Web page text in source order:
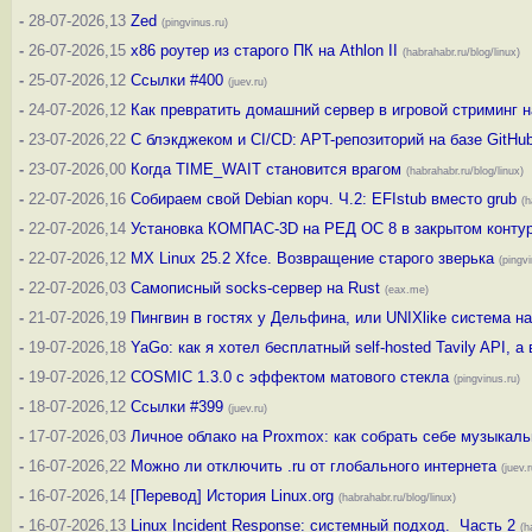
- 28-07-2026,13 Zed (pingvinus.ru)
- 26-07-2026,15 x86 роутер из старого ПК на Athlon II (habrahabr.ru/blog/linux)
- 25-07-2026,12 Ссылки #400 (juev.ru)
- 24-07-2026,12 Как превратить домашний сервер в игровой стриминг
- 23-07-2026,22 С блэкджеком и CI/CD: APT-репозиторий на базе
- 23-07-2026,00 Когда TIME_WAIT становится врагом (habrahabr.ru/blog/linux)
- 22-07-2026,16 Собираем свой Debian корч. Ч.2: EFIstub вместо grub
- 22-07-2026,14 Установка КОМПАС-3D на РЕД ОС 8 в закрытом
- 22-07-2026,12 MX Linux 25.2 Xfce. Возвращение старого зверька
- 22-07-2026,03 Самописный socks-сервер на Rust (eax.me)
- 21-07-2026,19 Пингвин в гостях у Дельфина, или UNIXlike система
- 19-07-2026,18 YaGo: как я хотел бесплатный self-hosted Tavily API, а
- 19-07-2026,12 COSMIC 1.3.0 с эффектом матового стекла (pingvinus.ru)
- 18-07-2026,12 Ссылки #399 (juev.ru)
- 17-07-2026,03 Личное облако на Proxmox: как собрать себе
- 16-07-2026,22 Можно ли отключить .ru от глобального интернета
- 16-07-2026,14 [Перевод] История Linux.org (habrahabr.ru/blog/linux)
- 16-07-2026,13 Linux Incident Response: системный подход. Часть 2